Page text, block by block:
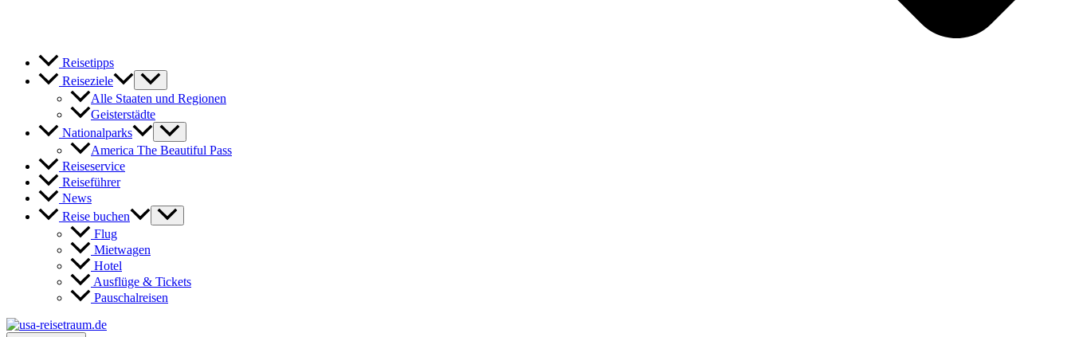
Reisetipps
Reiseziele
Alle Staaten und Regionen
Geisterstädte
Nationalparks
America The Beautiful Pass
Reiseservice
Reiseführer
News
Reise buchen
Flug
Mietwagen
Hotel
Ausflüge & Tickets
Pauschalreisen